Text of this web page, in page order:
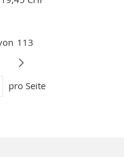
113
gerade Seite
pro Seite